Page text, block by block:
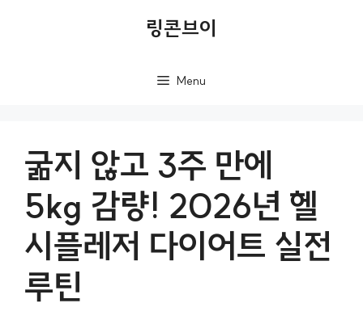
링콘브이
Menu
굶지 않고 3주 만에
5kg 감량! 2026년 헬
시플레저 다이어트 실전
루틴